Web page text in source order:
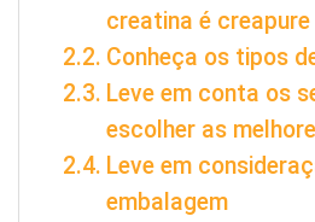
creatina é creapure
Conheça os tipos
Leve em conta os
escolher as
Leve em
embalagem